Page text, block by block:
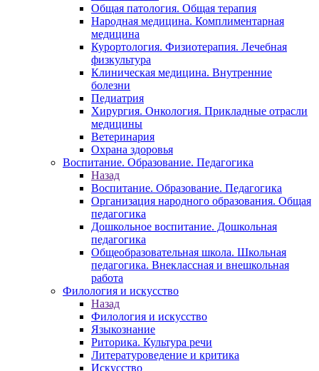
Общая патология. Общая терапия
Народная медицина. Комплиментарная
медицина
Курортология. Физиотерапия. Лечебная
физкультура
Клиническая медицина. Внутренние
болезни
Педиатрия
Хирургия. Онкология. Прикладные отрасли
медицины
Ветеринария
Охрана здоровья
Воспитание. Образование. Педагогика
Назад
Воспитание. Образование. Педагогика
Организация народного образования. Общая
педагогика
Дошкольное воспитание. Дошкольная
педагогика
Общеобразовательная школа. Школьная
педагогика. Внеклассная и внешкольная
работа
Филология и искусство
Назад
Филология и искусство
Языкознание
Риторика. Культура речи
Литературоведение и критика
Искусство